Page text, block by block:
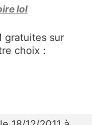
lol
gratuites sur
choix :